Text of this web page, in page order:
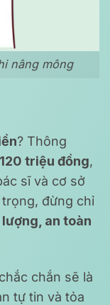
nâng mông
? Thông
triệu đồng,
sĩ và cơ sở
đừng chỉ
an toàn
chắn sẽ là
tự tin và tỏa